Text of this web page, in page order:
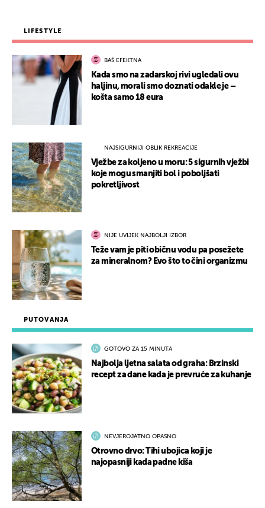
PUTOVANJA
GOTOVO ZA 15 MINUTA
Najbolja ljetna salata od graha: Brzinski
recept za dane kada je prevruće za kuhanje
NEVJEROJATNO OPASNO
Otrovno drvo: Tihi ubojica koji je
najopasniji kada padne kiša
LIFESTYLE
BAŠ EFEKTNA
Kada smo na zadarskoj rivi ugledali ovu
haljinu, morali smo doznati odakle je –
košta samo 18 eura
NAJSIGURNIJI OBLIK REKREACIJE
Vježbe za koljeno u moru: 5 sigurnih vježbi
koje mogu smanjiti bol i poboljšati
pokretljivost
NIJE UVIJEK NAJBOLJI IZBOR
Teže vam je piti običnu vodu pa posežete
za mineralnom? Evo što to čini organizmu